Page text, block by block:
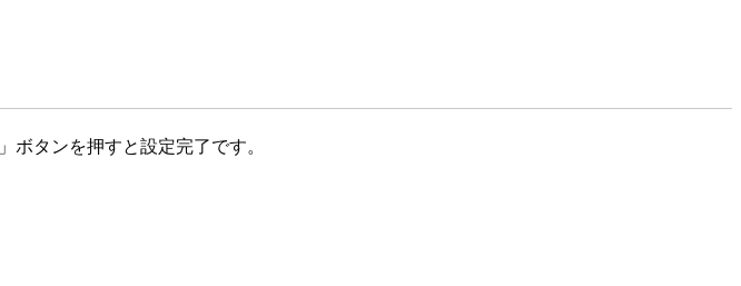
タンを押すと設定完了です。